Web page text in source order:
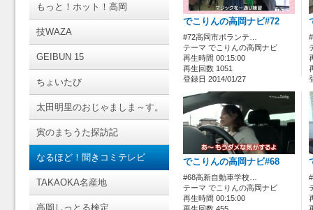
もっと！ホット！高岡
技WAZA
GEIBUN 15
ちょいたび
太田明里のおじゃましま～す。
寅のまちうた探訪記
なるほど！聞きコミテレビ
TAKAOKA名産地
高岡しっとる検定
でこりんの高岡ナビ#72
#72高岡市ボランテ…
テーマ でこりんの高岡ナビ
再生時間 00:15:00
再生回数 1051
登録日 2014/01/27
でこりんの高岡ナビ#68
#68高新自動車学校…
テーマ でこりんの高岡ナビ
再生時間 00:15:00